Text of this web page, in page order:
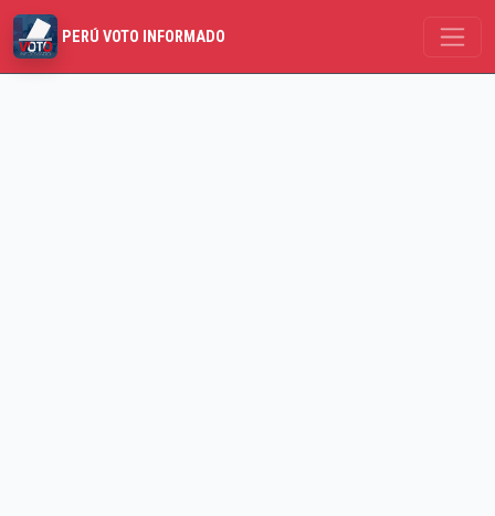
PERÚ VOTO INFORMADO